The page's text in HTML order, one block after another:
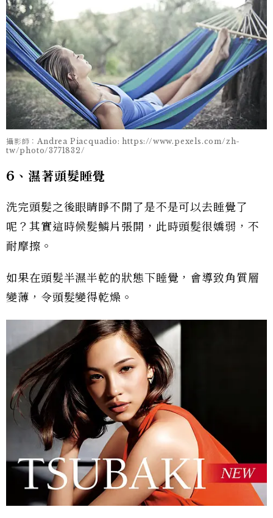
攝影師：Andrea Piacquadio: https://www.pexels.com/zh-
tw/photo/3771832/
6、濕著頭髮睡覺
洗完頭髮之後眼睛睜不開了是不是可以去睡覺了
呢？其實這時候髮鱗片張開，此時頭髮很嬌弱，不
耐摩擦。
如果在頭髮半濕半乾的狀態下睡覺，會導致角質層
變薄，令頭髮變得乾燥。